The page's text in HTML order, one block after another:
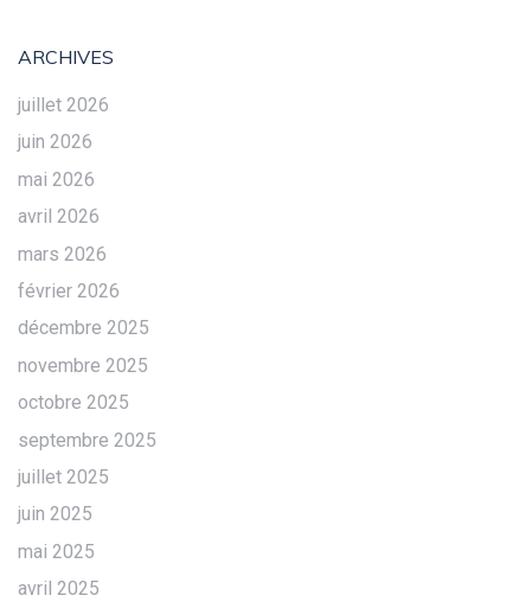
ARCHIVES
juillet 2026
juin 2026
mai 2026
avril 2026
mars 2026
février 2026
décembre 2025
novembre 2025
octobre 2025
septembre 2025
juillet 2025
juin 2025
mai 2025
avril 2025